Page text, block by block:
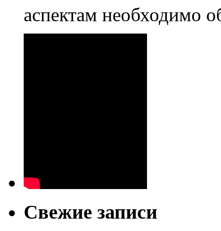
аспектам необходимо
Свежие записи